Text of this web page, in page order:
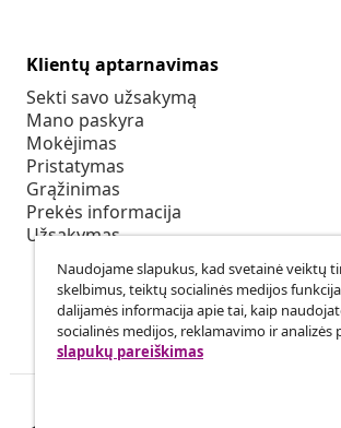
Klientų aptarnavimas
Sekti savo užsakymą
Mano paskyra
Mokėjimas
Pristatymas
Grąžinimas
Prekės informacija
Užsakymas
Naudojame slapukus, kad svetainė veiktų
skelbimus, teiktų socialinės medijos
dalijamės informacija apie tai, kaip
socialinės medijos, reklamavimo ir analizės
slapukų pareiškimas